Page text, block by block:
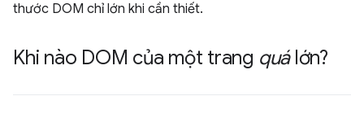
thước DOM chỉ lớn khi cần thiết.
Khi nào DOM của một trang quálớn?